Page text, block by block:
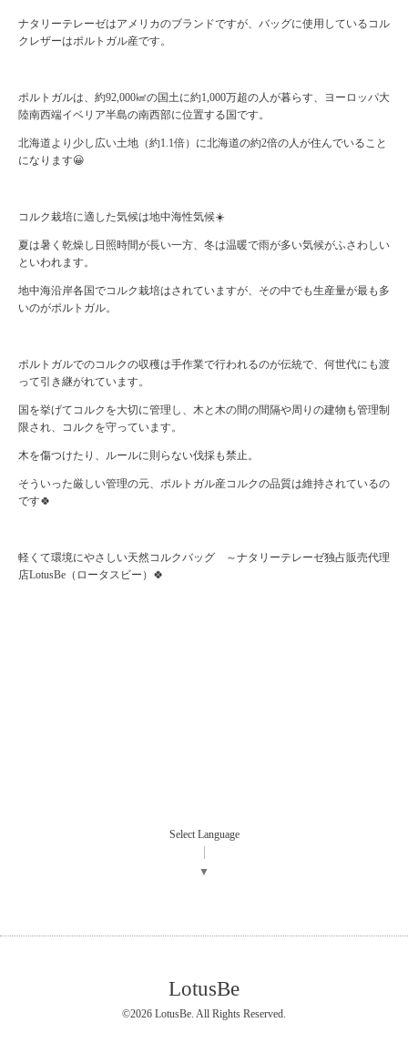
ナタリーテレーゼはアメリカのブランドですが、バッグに使用しているコル
クレザーはポルトガル産です。
ポルトガルは、約92,000㎢の国土に約1,000万超の人が暮らす、ヨーロッパ大
陸南西端イベリア半島の南西部に位置する国です。
北海道より少し広い土地（約1.1倍）に北海道の約2倍の人が住んでいること
になります😀
コルク栽培に適した気候は地中海性気候☀️
夏は暑く乾燥し日照時間が長い一方、冬は温暖で雨が多い気候がふさわしい
といわれます。
地中海沿岸各国でコルク栽培はされていますが、その中でも生産量が最も多
いのがポルトガル。
ポルトガルでのコルクの収穫は手作業で行われるのが伝統で、何世代にも渡
って引き継がれています。
国を挙げてコルクを大切に管理し、木と木の間の間隔や周りの建物も管理制
限され、コルクを守っています。
木を傷つけたり、ルールに則らない伐採も禁止。
そういった厳しい管理の元、ポルトガル産コルクの品質は維持されているの
です🍀
軽くて環境にやさしい天然コルクバッグ ～ナタリーテレーゼ独占販売代理
店LotusBe（ロータスビー）🍀
Select Language
▼
LotusBe
©2026 LotusBe. All Rights Reserved.